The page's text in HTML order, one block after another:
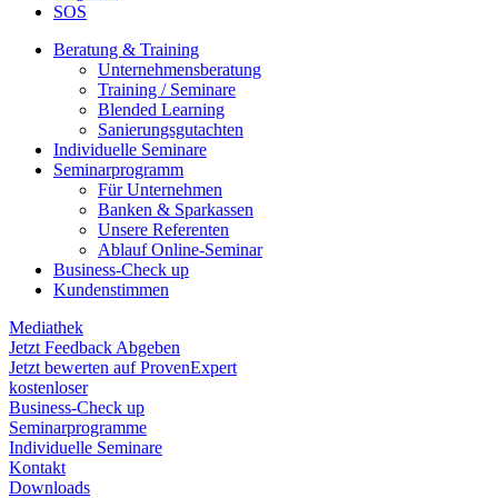
SOS
Beratung & Training
Unternehmens­beratung
Training / Seminare
Blended Learning
Sanierungs­gutachten
Individuelle Seminare
Seminarprogramm
Für Unternehmen
Banken & Sparkassen
Unsere Referenten
Ablauf Online-Seminar
Business-Check up
Kundenstimmen
Mediathek
Jetzt Feedback Abgeben
Jetzt bewerten auf ProvenExpert
kostenloser
Business-Check up
Seminarprogramme
Individuelle Seminare
Kontakt
Downloads